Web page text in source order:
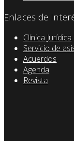
Enlaces de
Clínica Jurídica
Servicio de
Acuerdos
Agenda
Revista